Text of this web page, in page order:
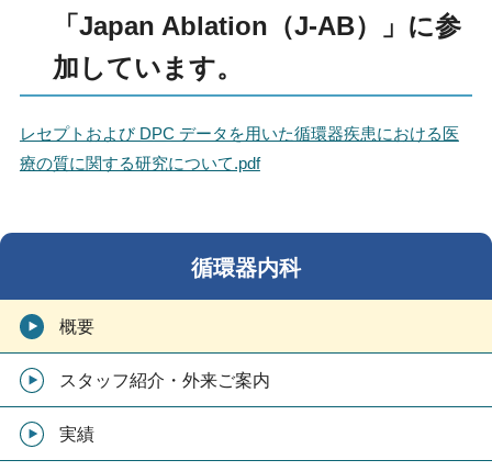
「Japan Ablation（J-AB）」に参
加しています。
レセプトおよび DPC データを用いた循環器疾患における医
療の質に関する研究について.pdf
循環器内科
概要
スタッフ紹介・外来ご案内
実績